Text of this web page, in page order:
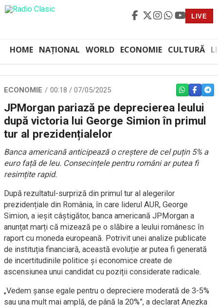
LIVE
HOME NAȚIONAL WORLD ECONOMIE CULTURĂ
ECONOMIE 00:18 / 07/05/2025 WHATSAPP
JPMorgan pariază pe deprecierea leului
după victoria lui George Simion în primul
tur al prezidențialelor
Banca americană anticipează o creștere de cel puțin 5% a
euro față de leu. Consecințele pentru români ar putea fi
resimțite rapid.
După rezultatul-surpriză din primul tur al alegerilor
prezidențiale din România, în care liderul AUR, George
Simion, a ieșit câștigător, banca americană JPMorgan a
anunțat marți că mizează pe o slăbire a leului românesc în
raport cu moneda europeană. Potrivit unei analize publicate
de instituția financiară, această evoluție ar putea fi generată
de incertitudinile politice și economice create de
ascensiunea unui candidat cu poziții considerate radicale.
„Vedem șanse egale pentru o depreciere moderată de 3-5%
sau una mult mai amplă, de până la 20%”, a declarat Anezka